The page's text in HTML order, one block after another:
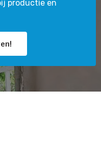
productie en